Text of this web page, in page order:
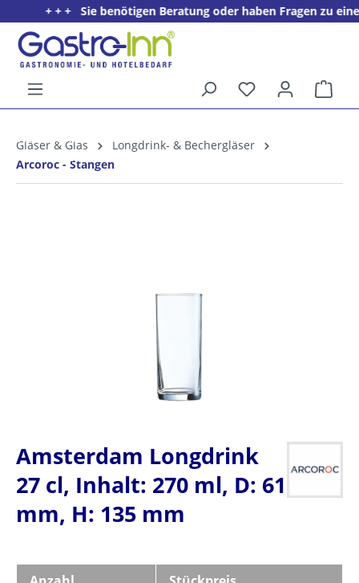
springen
+ + + Sie benötigen Beratung oder haben Fragen zu
Willkommens­rabatt**
für neue Kunden
Gläser & Glas
Longdrink- & Bechergläser
Arcoroc - Stangen
Amsterdam Longdrink
27 cl, Inhalt: 270 ml, D: 61
mm, H: 135 mm